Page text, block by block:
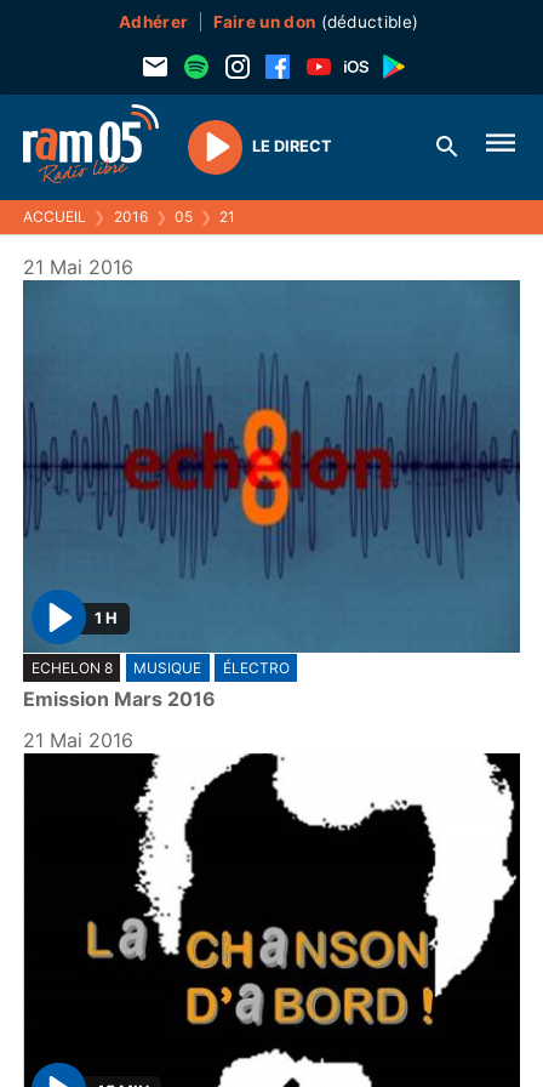
Adhérer Faire un don (déductible)
Play
LE DIRECT
ACCUEIL ❯ 2016 ❯ 05 ❯ 21
21 Mai 2016
P
l
a
y
1 H
ECHELON 8 MUSIQUE ÉLECTRO
Emission Mars 2016
21 Mai 2016